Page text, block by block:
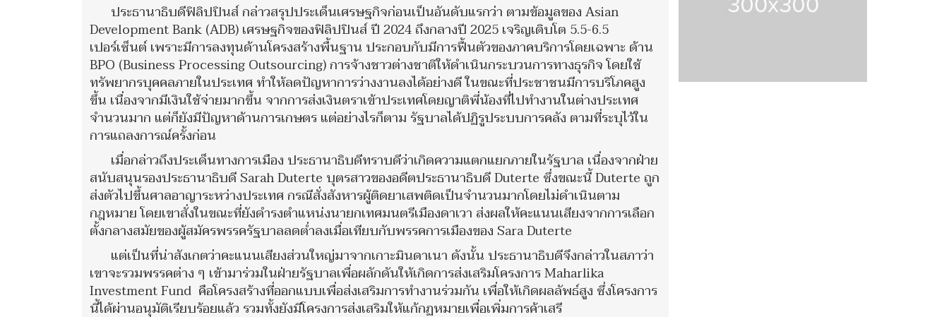
ประธานาธิบดีฟิลิปปินส์ กล่าวสรุปประเด็นเศรษฐกิจก่อนเป็นอันดับแรกว่า ตามข้อมูลของ Asian
Development Bank (ADB) เศรษฐกิจของฟิลิปปินส์ ปี 2024 ถึงกลางปี 2025 เจริญเติบโต 5.5-6.5
เปอร์เซ็นต์ เพราะมีการลงทุนด้านโครงสร้างพื้นฐาน ประกอบกับมีการฟื้นตัวของภาคบริการโดยเฉพาะ ด้าน
BPO (Business Processing Outsourcing) การจ้างชาวต่างชาติให้ดำเนินกระบวนการทางธุรกิจ โดยใช้
ทรัพยากรบุคคลภายในประเทศ ทำให้ลดปัญหาการว่างงานลงได้อย่างดี ในขณะที่ประชาชนมีการบริโภคสูง
ขึ้น เนื่องจากมีเงินใช้จ่ายมากขึ้น จากการส่งเงินตราเข้าประเทศโดยญาติพี่น้องที่ไปทำงานในต่างประเทศ
จำนวนมาก แต่ก็ยังมีปัญหาด้านการเกษตร แต่อย่างไรก็ตาม รัฐบาลได้ปฏิรูประบบการคลัง ตามที่ระบุไว้ใน
การแถลงการณ์ครั้งก่อน
เมื่อกล่าวถึงประเด็นทางการเมือง ประธานาธิบดีทราบดีว่าเกิดความแตกแยกภายในรัฐบาล เนื่องจากฝ่าย
สนับสนุนรองประธานาธิบดี Sarah Duterte บุตรสาวของอดีตประธานาธิบดี Duterte ซึ่งขณะนี้ Duterte ถูก
ส่งตัวไปขึ้นศาลอาญาระหว่างประเทศ กรณีสั่งสังหารผู้ติดยาเสพติดเป็นจำนวนมากโดยไม่ดำเนินตาม
กฎหมาย โดยเขาสั่งในขณะที่ยังดำรงตำแหน่งนายกเทศมนตรีเมืองดาเวา ส่งผลให้คะแนนเสียงจากการเลือก
ตั้งกลางสมัยของผู้สมัครพรรครัฐบาลลดต่ำลงเมื่อเทียบกับพรรคการเมืองของ Sara Duterte
แต่เป็นที่น่าสังเกตว่าคะแนนเสียงส่วนใหญ่มาจากเกาะมินดาเนา ดังนั้น ประธานาธิบดีจึงกล่าวในสภาว่า
เขาจะรวมพรรคต่าง ๆ เข้ามาร่วมในฝ่ายรัฐบาลเพื่อผลักดันให้เกิดการส่งเสริมโครงการ Maharlika
Investment Fund คือโครงสร้างที่ออกแบบเพื่อส่งเสริมการทำงานร่วมกัน เพื่อให้เกิดผลลัพธ์สูง ซึ่งโครงการ
นี้ได้ผ่านอนุมัติเรียบร้อยแล้ว รวมทั้งยังมีโครงการส่งเสริมให้แก้กฏหมายเพื่อเพิ่มการค้าเสรี